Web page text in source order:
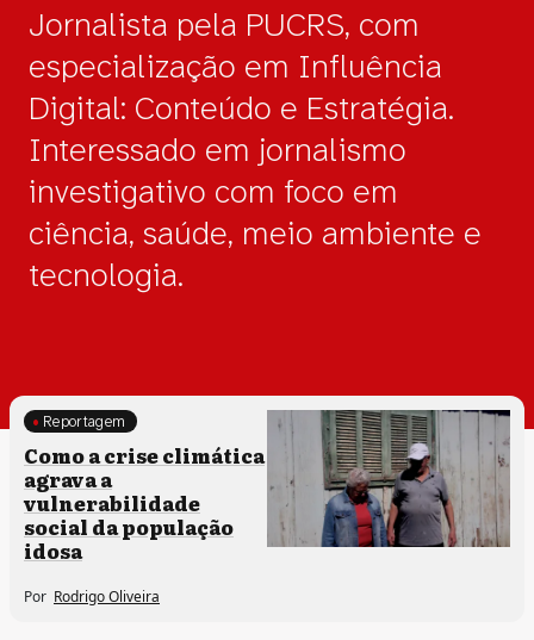
Jornalista pela PUCRS, com
especialização em Influência
Digital: Conteúdo e Estratégia.
Interessado em jornalismo
investigativo com foco em
ciência, saúde, meio ambiente e
tecnologia.
Reportagem
Como a crise climática
agrava a
vulnerabilidade
social da população
idosa
Por Rodrigo Oliveira